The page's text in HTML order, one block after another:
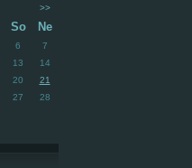
>>
So Ne
6
7
13
14
20
21
27
28